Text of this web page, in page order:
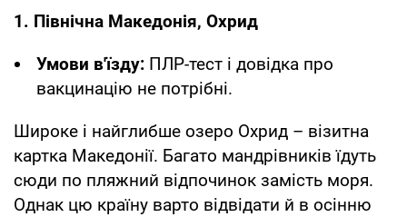
1. Північна Македонія, Охрид
Умови в'їзду: ПЛР-тест і довідка про
вакцинацію не потрібні.
Широке і найглибше озеро Охрид – візитна
картка Македонії. Багато мандрівників їдуть
сюди по пляжний відпочинок замість моря.
Однак цю країну варто відвідати й в осінню